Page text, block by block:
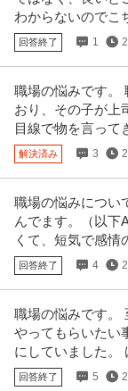
わからないのでこ
回答終了 1
職場の悩みです。
おり、その子が上
目線で物を言って
解決済み 3
職場の悩みについ
んでます。（以下
くて、短気で感情
りと顔に出て、誰
回答終了 4
職場の悩みです。
やってもらいたい
にしていました。
回答終了 5